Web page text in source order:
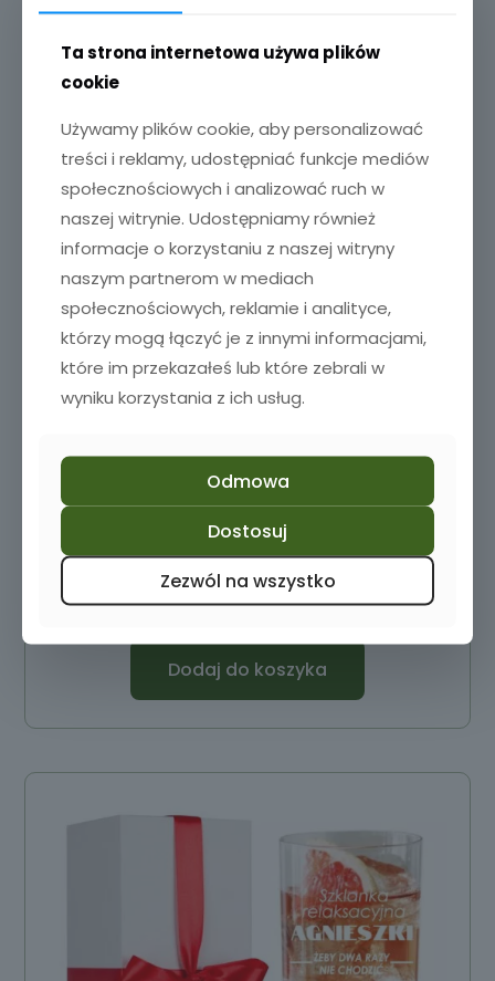
Dodaj do koszyka
Karafka z grawerem i dwie szklanki do whisky
69,00zł
Dodaj do koszyka
Ta strona internetowa używa plików
cookie
Używamy plików cookie, aby personalizować
treści i reklamy, udostępniać funkcje mediów
społecznościowych i analizować ruch w
naszej witrynie. Udostępniamy również
informacje o korzystaniu z naszej witryny
naszym partnerom w mediach
społecznościowych, reklamie i analityce,
którzy mogą łączyć je z innymi informacjami,
które im przekazałeś lub które zebrali w
wyniku korzystania z ich usług.
Odmowa
Dostosuj
Zezwól na wszystko